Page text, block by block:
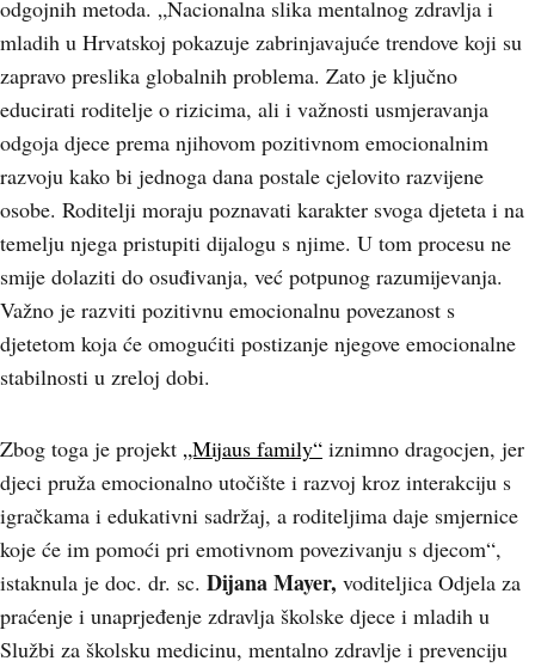
odgojnih metoda. „Nacionalna slika mentalnog zdravlja i
mladih u Hrvatskoj pokazuje zabrinjavajuće trendove koji su
zapravo preslika globalnih problema. Zato je ključno
educirati roditelje o rizicima, ali i važnosti usmjeravanja
odgoja djece prema njihovom pozitivnom emocionalnim
razvoju kako bi jednoga dana postale cjelovito razvijene
osobe. Roditelji moraju poznavati karakter svoga djeteta i na
temelju njega pristupiti dijalogu s njime. U tom procesu ne
smije dolaziti do osuđivanja, već potpunog razumijevanja.
Važno je razviti pozitivnu emocionalnu povezanost s
djetetom koja će omogućiti postizanje njegove emocionalne
stabilnosti u zreloj dobi.
Zbog toga je projekt „Mijaus family“ iznimno dragocjen, jer
djeci pruža emocionalno utočište i razvoj kroz interakciju s
igračkama i edukativni sadržaj, a roditeljima daje smjernice
koje će im pomoći pri emotivnom povezivanju s djecom“,
istaknula je doc. dr. sc. Dijana Mayer, voditeljica Odjela za
praćenje i unaprjeđenje zdravlja školske djece i mladih u
Službi za školsku medicinu, mentalno zdravlje i prevenciju